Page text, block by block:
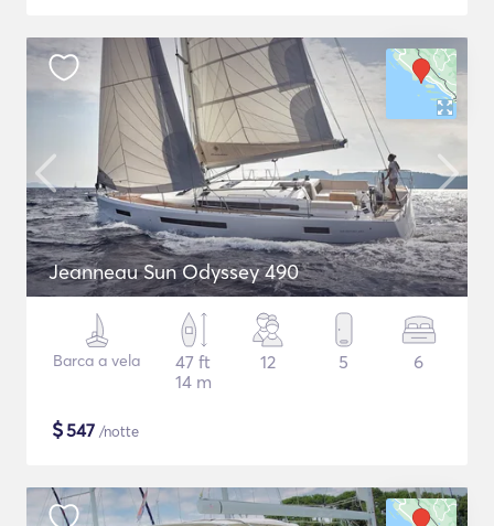
Jeanneau Sun Odyssey 490
Barca a vela
47 ft
14 m
12 5 6
$547 /notte